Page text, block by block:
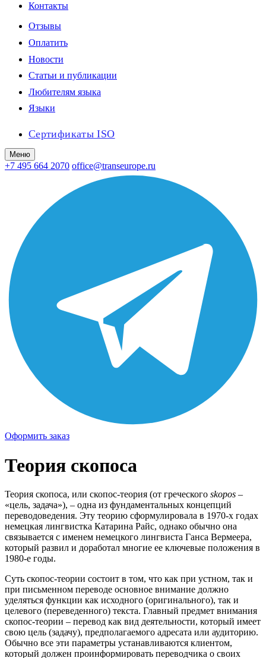
Контакты
Отзывы
Оплатить
Новости
Статьи и публикации
Любителям языка
Языки
Сертификаты ISO
Меню
+7 495 664 2070 office@transeurope.ru
Оформить заказ
Теория скопоса
Теория скопоса, или скопос-теория (от греческого skopos –
«цель, задача»), – одна из фундаментальных концепций
переводоведения. Эту теорию сформулировала в 1970-х годах
немецкая лингвистка Катарина Райс, однако обычно она
связывается с именем немецкого лингвиста Ганса Вермеера,
который развил и доработал многие ее ключевые положения в
1980-е годы.
Суть скопос-теории состоит в том, что как при устном, так и
при письменном переводе основное внимание должно
уделяться функции как исходного (оригинального), так и
целевого (переведенного) текста. Главный предмет внимания
скопос-теории – перевод как вид деятельности, который имеет
свою цель (задачу), предполагаемого адресата или аудиторию.
Обычно все эти параметры устанавливаются клиентом,
который должен проинформировать переводчика о своих